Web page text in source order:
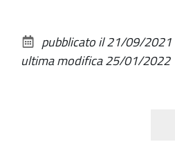
genitori
di
documento
pubblicato il21/09/2021
ultima modifica25/01/2022